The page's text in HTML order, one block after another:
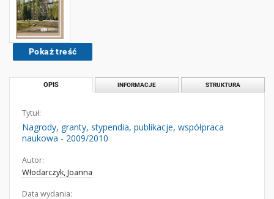
Pokaż treść
OPIS INFORMACJE STRUKTURA
Tytuł:
Nagrody, granty, stypendia, publikacje, współpraca
naukowa - 2009/2010
Autor:
Włodarczyk, Joanna
Data wydania: